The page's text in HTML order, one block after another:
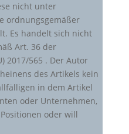
nicht unter
ordnungsgemäßer
Es handelt sich nicht
Art. 36 der
2017/565 . Der Autor
des Artikels kein
in dem Artikel
oder Unternehmen,
oder will